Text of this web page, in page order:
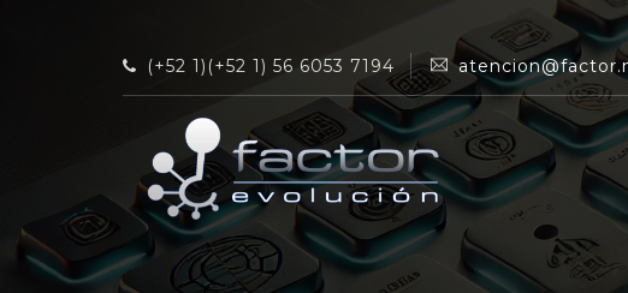
(+52 1)(+52 1) 56 6053 7194